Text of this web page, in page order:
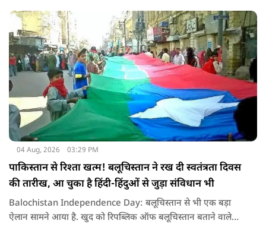
04 Aug, 2026 03:29 PM
पाकिस्तान से रिश्ता खत्म! बलूचिस्तान ने रख दी स्वतंत्रता दिवस
की तारीख, आ चुका है हिंदी-हिंदुओं से जुड़ा संविधान भी
Balochistan Independence Day: बलूचिस्तान से भी एक बड़ा
ऐलान सामने आया है. खुद को रिपब्लिक ऑफ बलूचिस्तान बताने वाले